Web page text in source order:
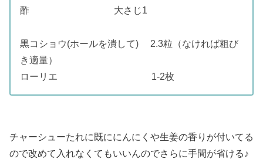
酢 大さじ1
黒コショウ(ホールを潰して) 2.3粒（なければ粗び
き適量）
ローリエ 1-2枚
チャーシューたれに既ににんにくや生姜の香りが付いてる
ので改めて入れなくてもいいんのでさらに手間が省ける♪